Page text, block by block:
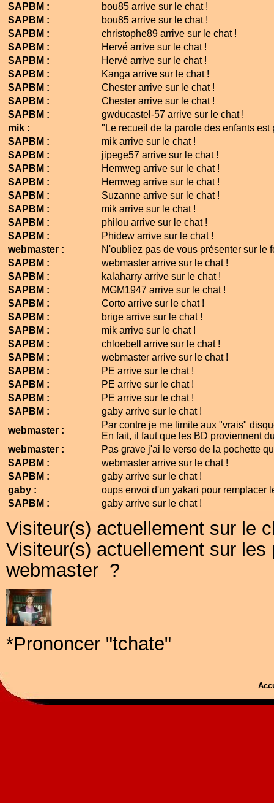
SAPBM :
bou85 arrive sur le chat !
SAPBM :
bou85 arrive sur le chat !
SAPBM :
christophe89 arrive sur le chat !
SAPBM :
Hervé arrive sur le chat !
SAPBM :
Hervé arrive sur le chat !
SAPBM :
Kanga arrive sur le chat !
SAPBM :
Chester arrive sur le chat !
SAPBM :
Chester arrive sur le chat !
SAPBM :
gwducastel-57 arrive sur le chat !
mik :
"Le recueil de la parole des enfants est
SAPBM :
mik arrive sur le chat !
SAPBM :
jipege57 arrive sur le chat !
SAPBM :
Hemweg arrive sur le chat !
SAPBM :
Hemweg arrive sur le chat !
SAPBM :
Suzanne arrive sur le chat !
SAPBM :
mik arrive sur le chat !
SAPBM :
philou arrive sur le chat !
SAPBM :
Phidew arrive sur le chat !
webmaster :
N'oubliez pas de vous présenter sur le
SAPBM :
webmaster arrive sur le chat !
SAPBM :
kalaharry arrive sur le chat !
SAPBM :
MGM1947 arrive sur le chat !
SAPBM :
Corto arrive sur le chat !
SAPBM :
brige arrive sur le chat !
SAPBM :
mik arrive sur le chat !
SAPBM :
chloebell arrive sur le chat !
SAPBM :
webmaster arrive sur le chat !
SAPBM :
PE arrive sur le chat !
SAPBM :
PE arrive sur le chat !
SAPBM :
PE arrive sur le chat !
SAPBM :
gaby arrive sur le chat !
webmaster :
Par contre je me limite aux "vrais"
En fait, il faut que les BD proviennent
webmaster :
Pas grave j'ai le verso de la pochette
SAPBM :
webmaster arrive sur le chat !
SAPBM :
gaby arrive sur le chat !
gaby :
oups envoi d'un yakari pour remplacer
SAPBM :
gaby arrive sur le chat !
Visiteur(s) actuellement sur le
Visiteur(s) actuellement sur
webmaster ?
*Prononcer "tchate"